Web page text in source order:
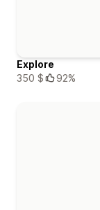
Explore
350 $
92%